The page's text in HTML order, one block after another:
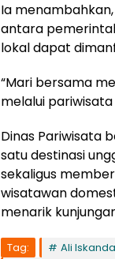
Ia
antara
lokal dapat
“Mari bersama
melalui
Dinas Pariwisata
satu destinasi
sekaligus
wisatawan
menarik
Tag: Ali